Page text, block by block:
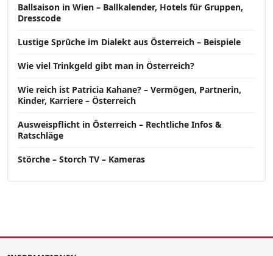
Ballsaison in Wien – Ballkalender, Hotels für Gruppen,
Dresscode
Lustige Sprüche im Dialekt aus Österreich – Beispiele
Wie viel Trinkgeld gibt man in Österreich?
Wie reich ist Patricia Kahane? – Vermögen, Partnerin,
Kinder, Karriere – Österreich
Ausweispflicht in Österreich – Rechtliche Infos &
Ratschläge
Störche – Storch TV – Kameras